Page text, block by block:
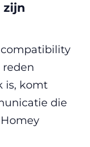
zijn
reden
is, komt
die